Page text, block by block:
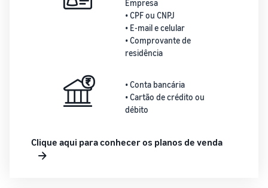
Empresa
• CPF ou CNPJ
• E-mail e celular
• Comprovante de
residência
• Conta bancária
• Cartão de crédito ou
débito
Clique aqui para conhecer os planos de venda